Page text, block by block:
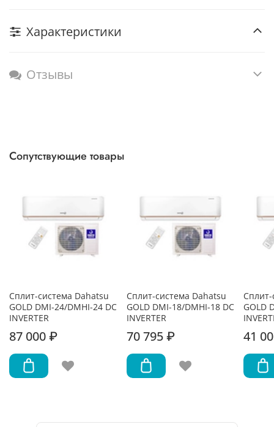
Характеристики
Отзывы
Сопутствующие товары
Сплит-система Dahatsu
GOLD DMI-24/DMHI-24 DC
INVERTER
87 000 ₽
Сплит-система Dahatsu
GOLD DMI-18/DMHI-18 DC
INVERTER
70 795 ₽
GOLD
41